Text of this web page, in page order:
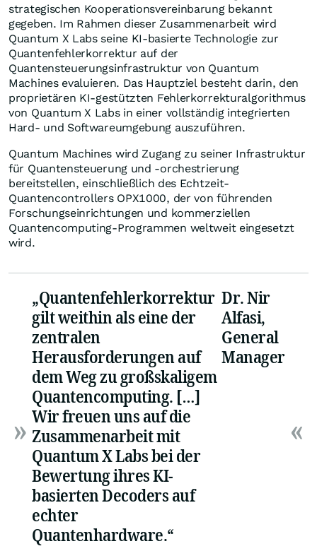
strategischen Kooperationsvereinbarung bekannt
gegeben. Im Rahmen dieser Zusammenarbeit wird
Quantum X Labs seine KI-basierte Technologie zur
Quantenfehlerkorrektur auf der
Quantensteuerungsinfrastruktur von Quantum
Machines evaluieren. Das Hauptziel besteht darin, den
proprietären KI-gestützten Fehlerkorrekturalgorithmus
von Quantum X Labs in einer vollständig integrierten
Hard- und Softwareumgebung auszuführen.
Quantum Machines wird Zugang zu seiner Infrastruktur
für Quantensteuerung und -orchestrierung
bereitstellen, einschließlich des Echtzeit-
Quantencontrollers OPX1000, der von führenden
Forschungseinrichtungen und kommerziellen
Quantencomputing-Programmen weltweit eingesetzt
wird.
„Quantenfehlerkorrektur
gilt weithin als eine der
zentralen
Herausforderungen auf
dem Weg zu großskaligem
Quantencomputing. […]
Wir freuen uns auf die
Zusammenarbeit mit
Quantum X Labs bei der
Bewertung ihres KI-
basierten Decoders auf
echter
Quantenhardware.“
Dr. Nir
Alfasi,
General
Manager